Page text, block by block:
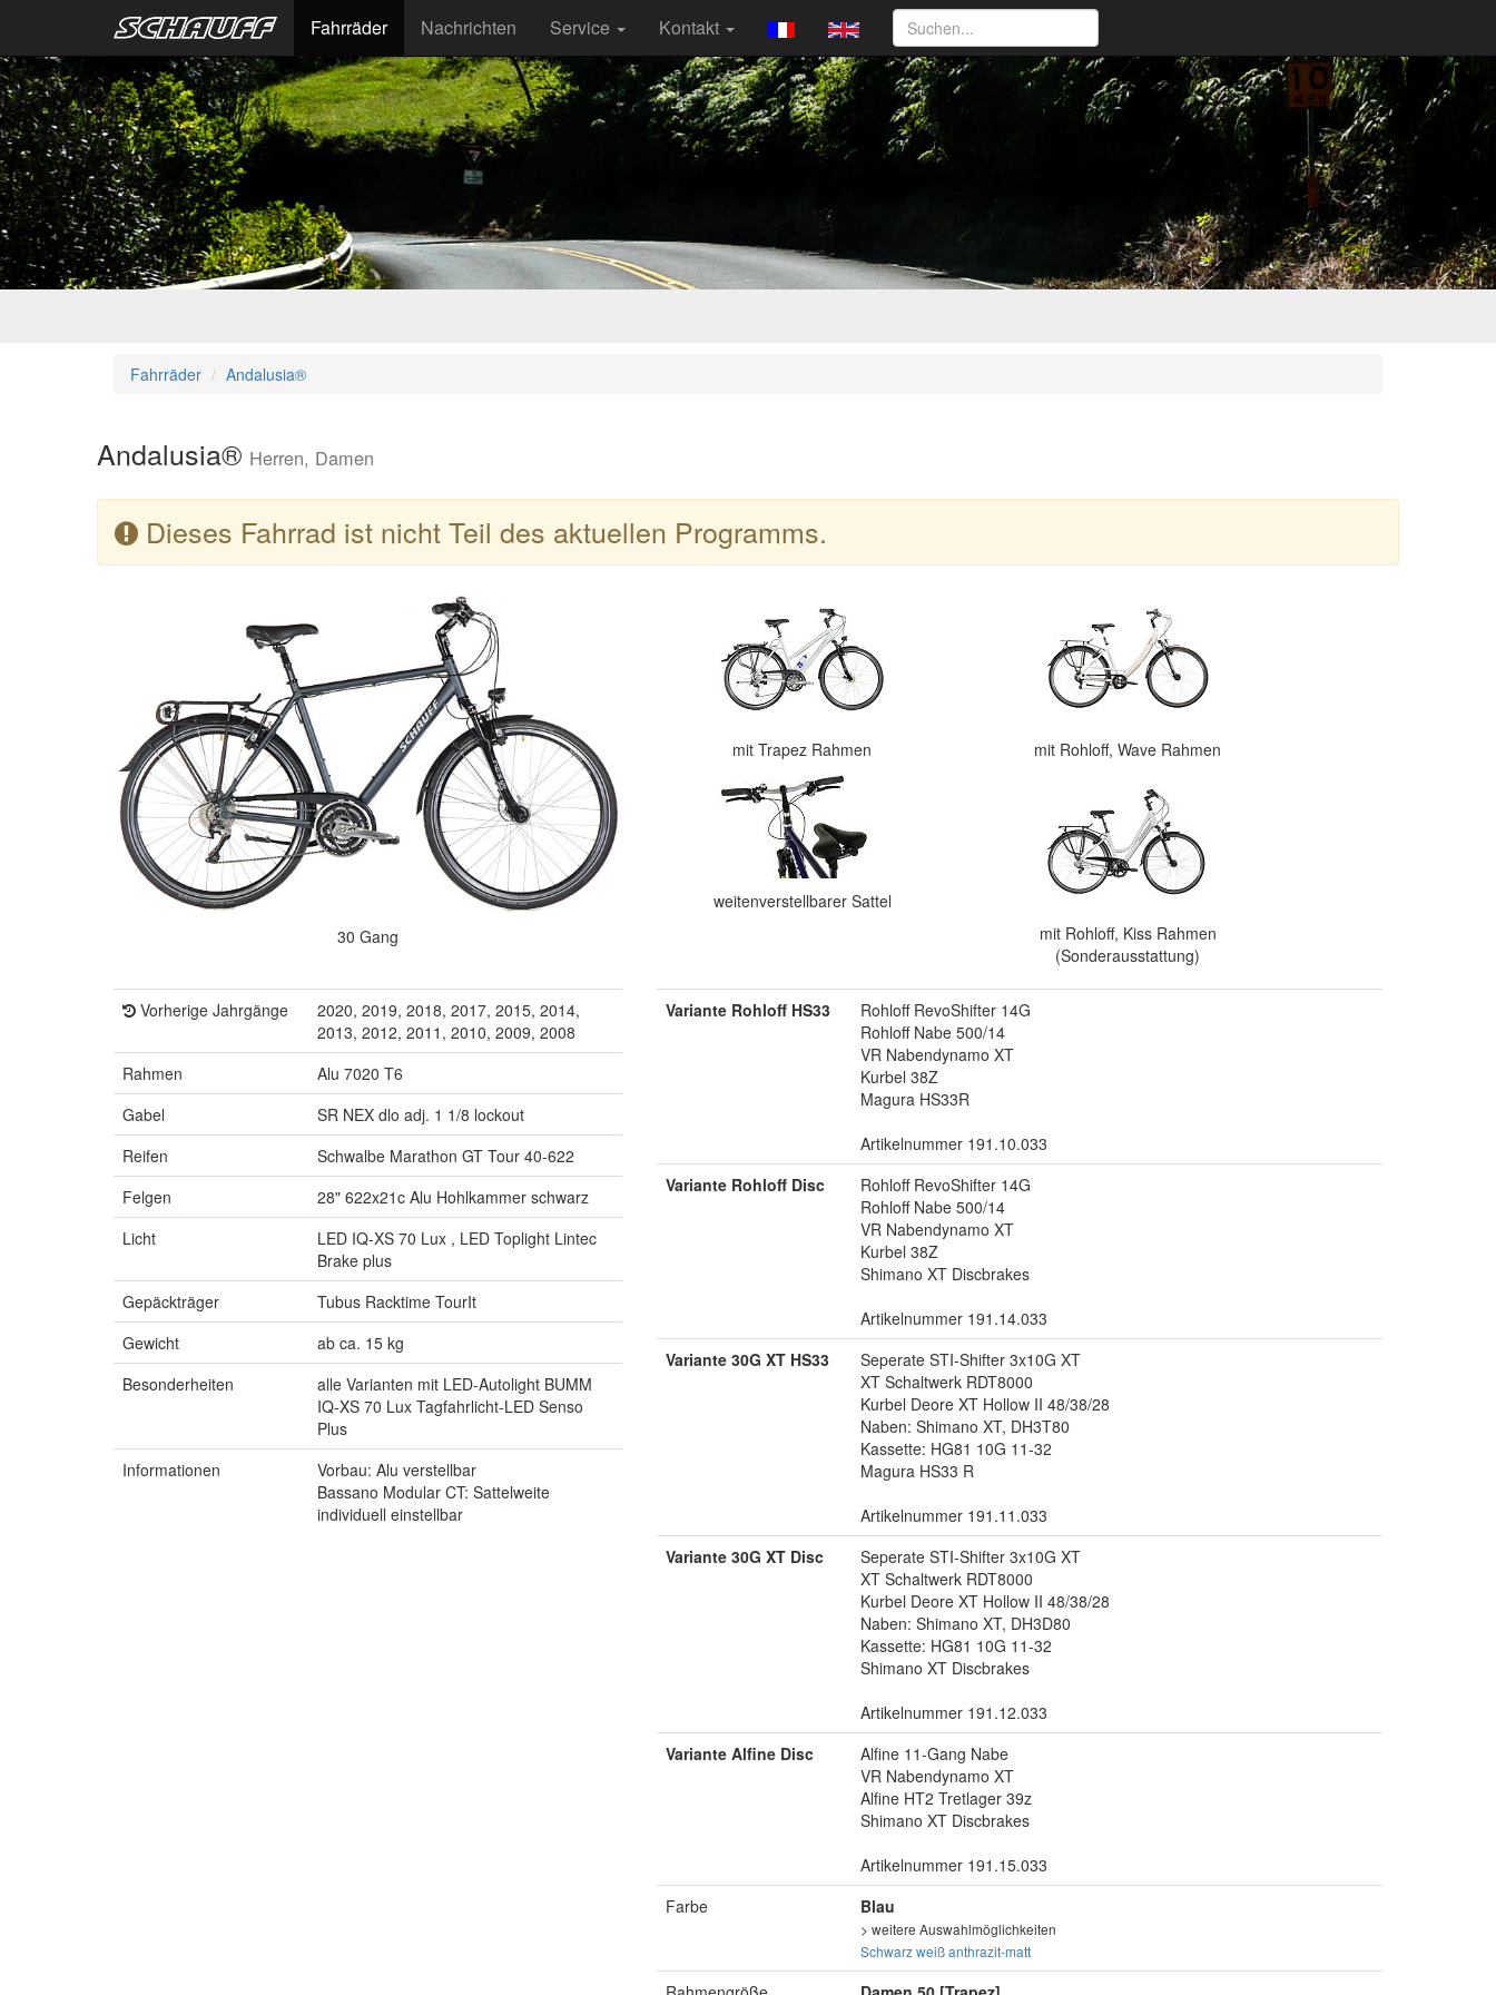
Fahrräder Nachrichten Service Kontakt
Fahrräder Andalusia®
Andalusia® Herren, Damen
Dieses Fahrrad ist nicht Teil des aktuellen Programms.
30 Gang
mit Trapez Rahmen mit Rohloff, Wave Rahmen
weitenverstellbarer Sattel
mit Rohloff, Kiss Rahmen
(Sonderausstattung)
Vorherige Jahrgänge
2020, 2019, 2018, 2017, 2015, 2014,
2013, 2012, 2011, 2010, 2009, 2008
Rahmen
Alu 7020 T6
Gabel
SR NEX dlo adj. 1 1/8 lockout
Reifen
Schwalbe Marathon GT Tour 40-622
Felgen
28" 622x21c Alu Hohlkammer schwarz
Licht
LED IQ-XS 70 Lux , LED Toplight Lintec
Brake plus
Gepäckträger
Tubus Racktime TourIt
Gewicht
ab ca. 15 kg
Besonderheiten
alle Varianten mit LED-Autolight BUMM
IQ-XS 70 Lux Tagfahrlicht-LED Senso
Plus
Informationen
Vorbau: Alu verstellbar
Bassano Modular CT: Sattelweite
individuell einstellbar
Variante Rohloff HS33
Rohloff RevoShifter 14G
Rohloff Nabe 500/14
VR Nabendynamo XT
Kurbel 38Z
Magura HS33R
Artikelnummer 191.10.033
Variante Rohloff Disc
Rohloff RevoShifter 14G
Rohloff Nabe 500/14
VR Nabendynamo XT
Kurbel 38Z
Shimano XT Discbrakes
Artikelnummer 191.14.033
Variante 30G XT HS33
Seperate STI-Shifter 3x10G XT
XT Schaltwerk RDT8000
Kurbel Deore XT Hollow II 48/38/28
Naben: Shimano XT, DH3T80
Kassette: HG81 10G 11-32
Magura HS33 R
Artikelnummer 191.11.033
Variante 30G XT Disc
Seperate STI-Shifter 3x10G XT
XT Schaltwerk RDT8000
Kurbel Deore XT Hollow II 48/38/28
Naben: Shimano XT, DH3D80
Kassette: HG81 10G 11-32
Shimano XT Discbrakes
Artikelnummer 191.12.033
Variante Alfine Disc
Alfine 11-Gang Nabe
VR Nabendynamo XT
Alfine HT2 Tretlager 39z
Shimano XT Discbrakes
Artikelnummer 191.15.033
Farbe
Blau
> weitere Auswahlmöglichkeiten
Schwarz weiß anthrazit-matt